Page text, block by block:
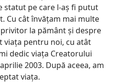
statut pe care l-aş fi putut
Cu cât învăţam mai multe
la pământ şi despre
viaţa pentru noi, cu atât
dedic viaţa Creatorului
2003. După aceea, am
viaţa.